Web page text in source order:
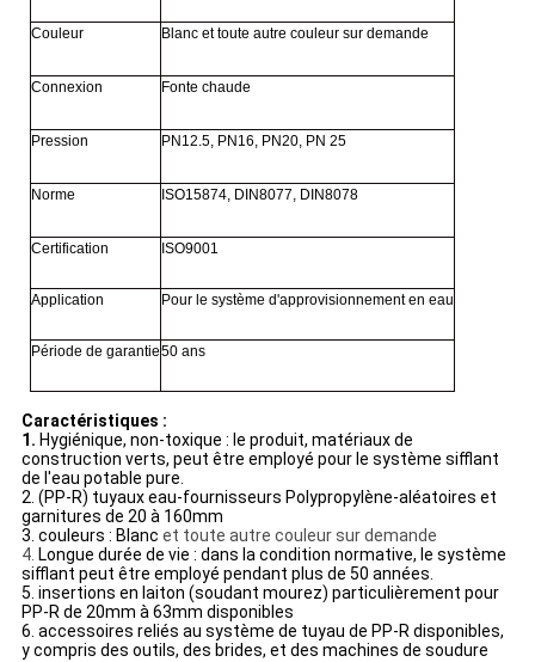
Couleur Blanc et toute autre couleur sur demande
Connexion Fonte chaude
Pression PN12.5, PN16, PN20, PN 25
Norme ISO15874, DIN8077, DIN8078
Certification ISO9001
Application Pour le système d'approvisionnement en eau
Période de garantie50 ans
Caractéristiques :
1. Hygiénique, non-toxique : le produit, matériaux de
construction verts, peut être employé pour le système sifflant
de l'eau potable pure.
2. (PP-R) tuyaux eau-fournisseurs Polypropylène-aléatoires et
garnitures de 20 à 160mm
3. couleurs : Blanc et toute autre couleur sur demande
4. Longue durée de vie : dans la condition normative, le système
sifflant peut être employé pendant plus de 50 années.
5. insertions en laiton (soudant mourez) particulièrement pour
PP-R de 20mm à 63mm disponibles
6. accessoires reliés au système de tuyau de PP-R disponibles,
y compris des outils, des brides, et des machines de soudure